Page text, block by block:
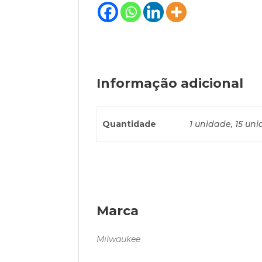
Informação adicional
Quantidade 1 unidade, 15
Marca
Milwaukee